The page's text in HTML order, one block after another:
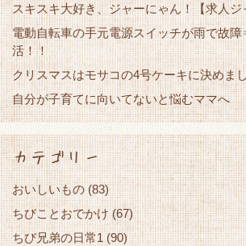
スキスキ大好き、ジャーにゃん！【求人ジ
電動自転車の手元電源スイッチが雨で故
活！！
クリスマスはモサコの4号ケーキに決めま
自分が子育てに向いてないと悩むママへ
カテゴリー
おいしいもの (83)
ちびことおでかけ (67)
ちび兄弟の日常1(90)